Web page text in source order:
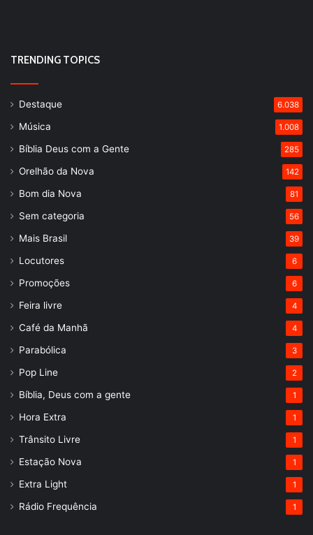
TRENDING TOPICS
Destaque 6.038
Música 1.008
Bíblia Deus com a Gente 285
Orelhão da Nova 142
Bom dia Nova 81
Sem categoria 56
Mais Brasil 39
Locutores 6
Promoções 6
Feira livre 4
Café da Manhã 4
Parabólica 3
Pop Line 2
Bíblia, Deus com a gente 1
Hora Extra 1
Trânsito Livre 1
Estação Nova 1
Extra Light 1
Rádio Frequência 1